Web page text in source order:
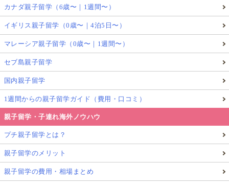
カナダ親子留学（6歳〜｜1週間〜）
イギリス親子留学（0歳〜｜4泊5日〜）
マレーシア親子留学（0歳〜｜1週間〜）
セブ島親子留学
国内親子留学
1週間からの親子留学ガイド（費用・口コミ）
親子留学・子連れ海外ノウハウ
プチ親子留学とは？
親子留学のメリット
親子留学の費用・相場まとめ